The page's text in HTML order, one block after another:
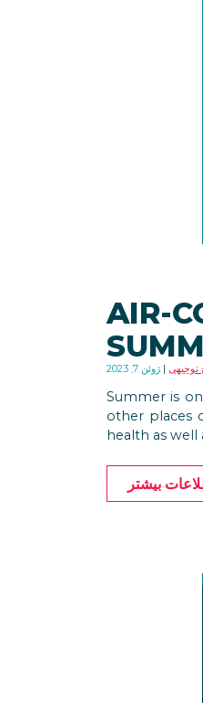
AIR-
ژوئن 7, 2023
Summer is
other places
health as
بیشتر